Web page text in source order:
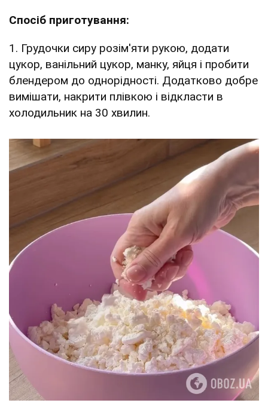
Спосіб приготування:
1. Грудочки сиру розім'яти рукою, додати
цукор, ванільний цукор, манку, яйця і пробити
блендером до однорідності. Додатково добре
вимішати, накрити плівкою і відкласти в
холодильник на 30 хвилин.